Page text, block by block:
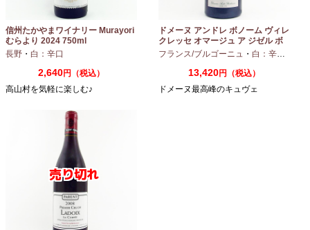
信州たかやまワイナリー Murayori
むらより 2024 750ml
長野 ・ 白：辛口
2,640円（税込）
高山村を気軽に楽しむ♪
ドメーヌ アンドレ ボノーム ヴィレ
クレッセ オマージュ ア ジゼル ボ
ノーム 2023 750ml
フランス/ブルゴーニュ ・ 白：辛口
13,420円（税込）
ドメーヌ最高峰のキュヴェ